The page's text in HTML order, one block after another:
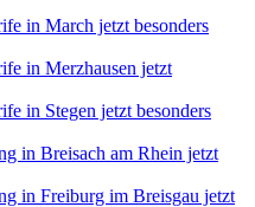
in March jetzt besonders
in Merzhausen jetzt
in Stegen jetzt besonders
in Breisach am Rhein jetzt
in Freiburg im Breisgau jetzt